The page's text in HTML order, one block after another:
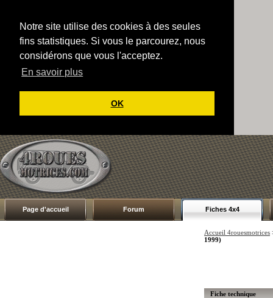
Notre site utilise des cookies à des seules
fins statistiques. Si vous le parcourez, nous
considérons que vous l'acceptez.
En savoir plus
OK
Page d'accueil Forum Fiches 4x4
Accueil 4rouesmotrices
1999)
Fiche technique